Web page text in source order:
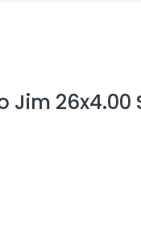
26x4.00